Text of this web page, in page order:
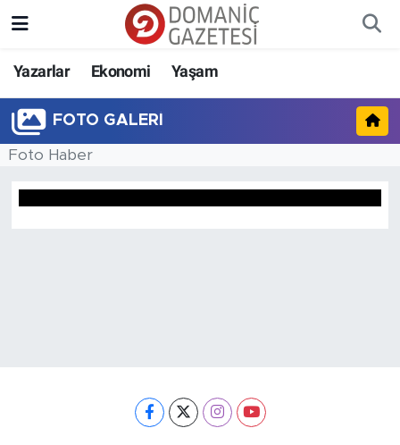
Yazarlar Ekonomi Yaşam
FOTO GALERI
Foto Haber